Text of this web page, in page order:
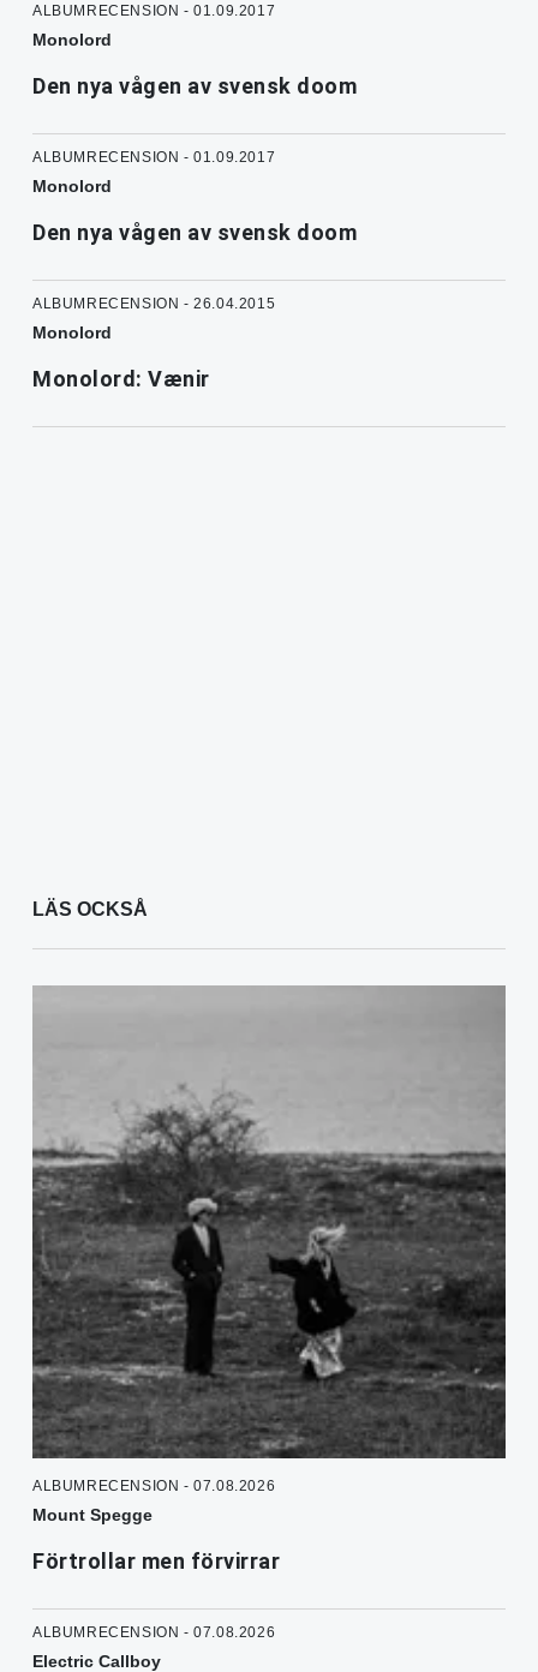
ALBUMRECENSION - 01.09.2017
Monolord
Den nya vågen av svensk doom
ALBUMRECENSION - 01.09.2017
Monolord
Den nya vågen av svensk doom
ALBUMRECENSION - 26.04.2015
Monolord
Monolord: Vænir
LÄS OCKSÅ
ALBUMRECENSION - 07.08.2026
Mount Spegge
Förtrollar men förvirrar
ALBUMRECENSION - 07.08.2026
Electric Callboy